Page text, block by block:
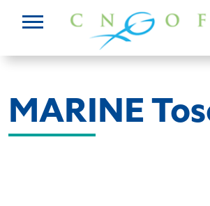
MARINE